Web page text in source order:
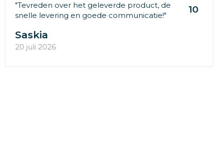
"Tevreden over het geleverde product, de
snelle levering en goede communicatie!"
10
Saskia
20 juli 2026